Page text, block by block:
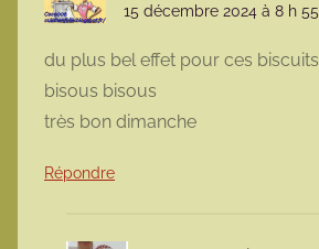
15 décembre 2024 à 8 h
du plus bel effet pour ces biscuits
bisous bisous
très bon dimanche
Répondre